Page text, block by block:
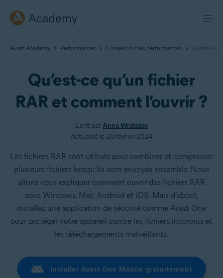
Academy
Avast Academy Performances Conseils sur les performances Qu’est-ce
Qu’est-ce qu’un fichier
RAR et comment l’ouvrir ?
Écrit parAnna Wratislav
Actualisé le 20 février 2024
Les fichiers RAR sont utilisés pour combiner et compresser
plusieurs fichiers lorsqu’ils sont envoyés ensemble. Nous
allons vous expliquer comment ouvrir des fichiers RAR
sous Windows, Mac, Android et iOS. Mais d’abord,
installez une application de sécurité comme Avast One
pour protéger votre appareil contre les fichiers inconnus et
les téléchargements malveillants.
Installer Avast One Mobile gratuitement